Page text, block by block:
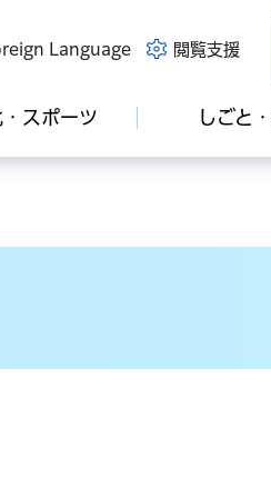
Language 閲覧支援
スポーツ しごと